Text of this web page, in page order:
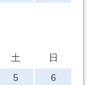
土
日
5 6